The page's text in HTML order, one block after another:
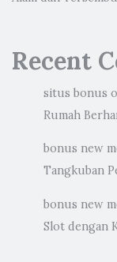
Recent
situs bonus
Rumah
bonus new
Tangkuban
bonus new
Slot dengan